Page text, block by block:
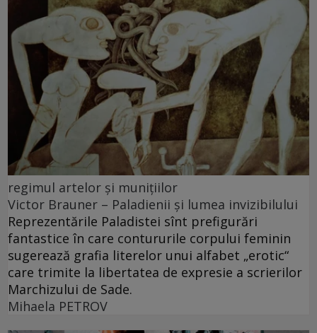
regimul artelor şi muniţiilor
Victor Brauner – Paladienii și lumea invizibilului
Reprezentările Paladistei sînt prefigurări
fantastice în care contururile corpului feminin
sugerează grafia literelor unui alfabet „erotic“
care trimite la libertatea de expresie a scrierilor
Marchizului de Sade.
Mihaela PETROV